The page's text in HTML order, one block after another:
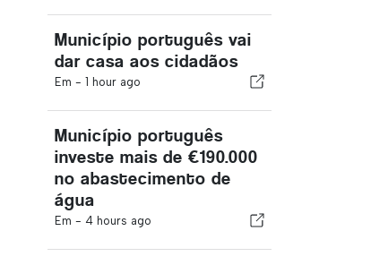
Município português vai
dar casa aos cidadãos
Em - 1 hour ago
Município português
investe mais de €190.000
no abastecimento de
água
Em - 4 hours ago